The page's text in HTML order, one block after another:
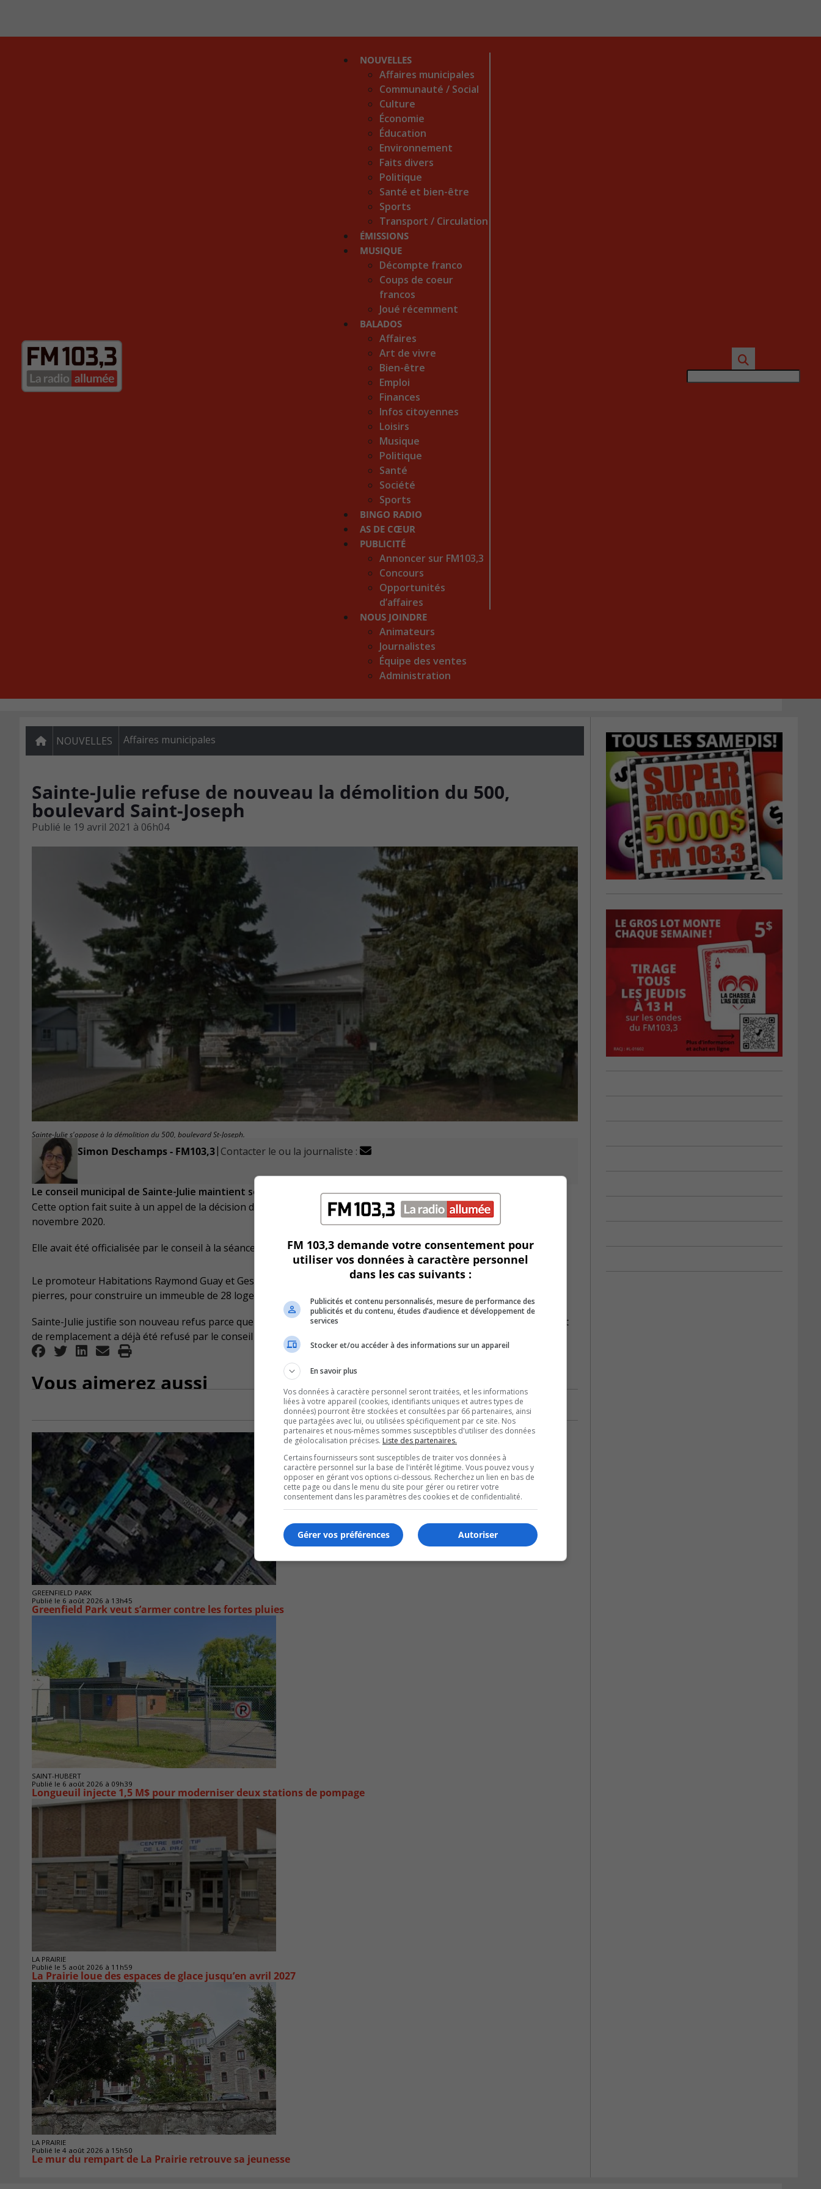
NOUVELLES
Affaires municipales
Communauté / Social
Culture
Économie
Éducation
Environnement
Faits divers
Politique
Santé et bien-être
Sports
Transport / Circulation
ÉMISSIONS
MUSIQUE
Décompte franco
Coups de coeur
francos
Joué récemment
BALADOS
Affaires
Art de vivre
Bien-être
Emploi
Finances
Infos citoyennes
Loisirs
Musique
Politique
Santé
Société
Sports
BINGO RADIO
AS DE CŒUR
PUBLICITÉ
Annoncer sur FM103,3
Concours
Opportunités
d’affaires
NOUS JOINDRE
Animateurs
Journalistes
Équipe des ventes
Administration
NOUVELLES Affaires municipales
Sainte-Julie refuse de nouveau la démolition du 500,
boulevard Saint-Joseph
Publié le 19 avril 2021 à 06h04
Sainte-Julie s'oppose à la démolition du 500, boulevard St-Joseph.
Simon Deschamps - FM103,3| Contacter le ou la journaliste :
Le conseil municipal de Sainte-Julie maintient son refus de démolition du 500, boulevard Saint-Joseph.
Cette option fait suite à un appel de la décision du comité de démolition qui avait statué sur cette question le 30
novembre 2020.
Elle avait été officialisée par le conseil à la séance de décembre.
Le promoteur Habitations Raymond Guay et Gestion immobilière Fontaine veut démolir cette maison unifamiliale en
pierres, pour construire un immeuble de 28 logements au cœur du Vieux-Village à Sainte-Julie.
Sainte-Julie justifie son nouveau refus parce que le plan d’implantation et d’intégration architecturale relatif au projet
de remplacement a déjà été refusé par le conseil municipal et que les requérants le contestent en justice.
Vous aimerez aussi
GREENFIELD PARK
Publié le 6 août 2026 à 13h45
Greenfield Park veut s’armer contre les fortes pluies
SAINT-HUBERT
Publié le 6 août 2026 à 09h39
Longueuil injecte 1,5 M$ pour moderniser deux stations de pompage
LA PRAIRIE
Publié le 5 août 2026 à 11h59
La Prairie loue des espaces de glace jusqu’en avril 2027
LA PRAIRIE
Publié le 4 août 2026 à 15h50
Le mur du rempart de La Prairie retrouve sa jeunesse
FM 103,3 demande votre consentement pour
utiliser vos données à caractère personnel
dans les cas suivants :
Publicités et contenu personnalisés, mesure de performance des
publicités et du contenu, études d’audience et développement de
services
Stocker et/ou accéder à des informations sur un appareil
En savoir plus
Vos données à caractère personnel seront traitées, et les informations
liées à votre appareil (cookies, identifiants uniques et autres types de
données) pourront être stockées et consultées par 66 partenaires, ainsi
que partagées avec lui, ou utilisées spécifiquement par ce site. Nos
partenaires et nous-mêmes sommes susceptibles d'utiliser des données
de géolocalisation précises. Liste des partenaires.
Certains fournisseurs sont susceptibles de traiter vos données à
caractère personnel sur la base de l'intérêt légitime. Vous pouvez vous y
opposer en gérant vos options ci-dessous. Recherchez un lien en bas de
cette page ou dans le menu du site pour gérer ou retirer votre
consentement dans les paramètres des cookies et de confidentialité.
Autoriser
Gérer vos préférences